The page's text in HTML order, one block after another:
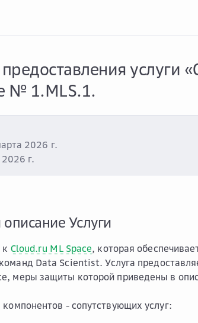
услуги
№ 1.MLS.1.
2026 г.
г.
Услуги
к Cloud.ru ML Space, которая
Data Scientist. Услуга
меры защиты которой приведены в
- сопутствующих услуг: